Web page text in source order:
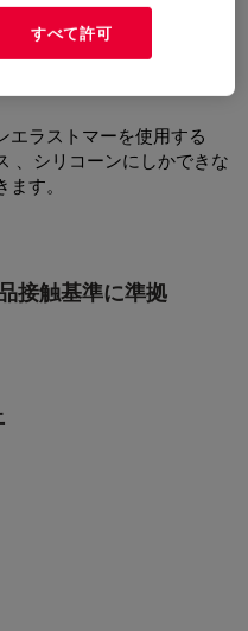
のか?
エラストマーを使用する
、シリコーンにしかできな
す。
接触基準に準拠
すべて許可